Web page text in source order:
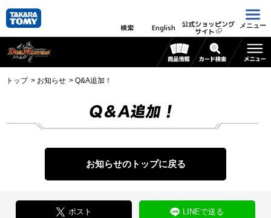
検索 English 公式ショッピング
サイト
メニュー
トップ お知らせ Q&A追加！
Q&A追加！
お知らせのトップに戻る
ポスト LINEで送る